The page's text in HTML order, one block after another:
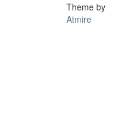
Theme by
Atmire